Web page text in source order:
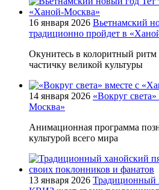
16 января 2026 Вьетнамский
традиционно пройдет в
Окунитесь в колоритный ритм
частичку великой культуры
14 января 2026 «Вокруг
Москва»
Анимационная программа
культурой всего мира
13 января 2026 Традиционный